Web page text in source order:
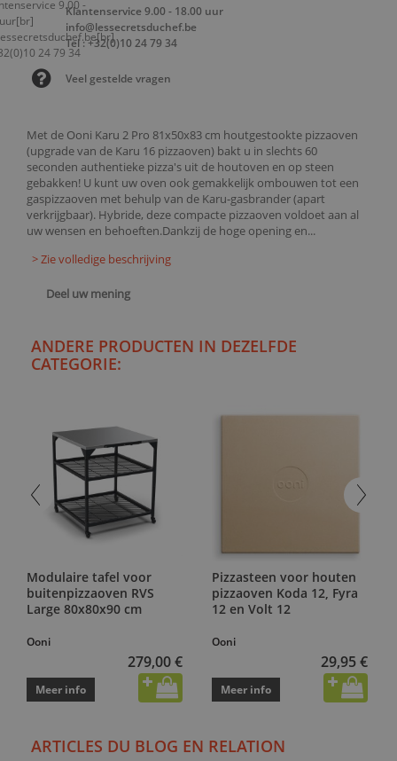
Met de Ooni Karu 2 Pro 81x50x83 cm houtgestookte pizzaoven
(upgrade van de Karu 16 pizzaoven) bakt u in slechts 60
seconden authentieke pizza's uit de houtoven en op steen
gebakken! U kunt uw oven ook gemakkelijk ombouwen tot een
gaspizzaoven met behulp van de Karu-gasbrander (apart
verkrijgbaar). Hybride, deze compacte pizzaoven voldoet aan al
uw wensen en behoeften.Dankzij de hoge opening en...
> Zie volledige beschrijving
Deel uw mening
Klantenservice 9.00 - 18.00 uur
info@lessecretsduchef.be
Tel : +32(0)10 24 79 34
Veel gestelde vragen
ANDERE PRODUCTEN IN DEZELFDE
CATEGORIE:
Modulaire tafel voor
buitenpizzaoven RVS
Large 80x80x90 cm
Ooni
279,00 €
Meer info
Pizzasteen voor houten
pizzaoven Koda 12, Fyra
12 en Volt 12
Ooni
29,95 €
Meer info
ARTICLES DU BLOG EN RELATION